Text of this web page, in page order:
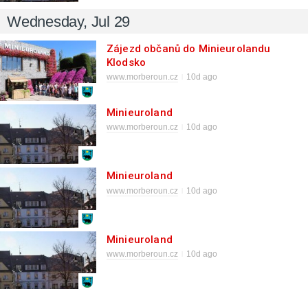
Wednesday, Jul 29
Zájezd občanů do Minieurolandu
Klodsko
www.morberoun.cz 10d ago
Minieuroland
www.morberoun.cz 10d ago
Minieuroland
www.morberoun.cz 10d ago
Minieuroland
www.morberoun.cz 10d ago